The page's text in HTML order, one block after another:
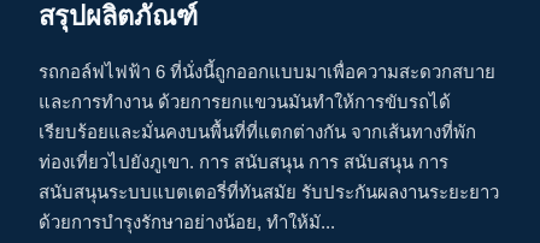
สรุปผลิตภัณฑ์
รถกอล์ฟไฟฟ้า 6 ที่นั่งนี้ถูกออกแบบมาเพื่อความสะดวกสบาย
และการทํางาน ด้วยการยกแขวนมันทําให้การขับรถได้
เรียบร้อยและมั่นคงบนพื้นที่ที่แตกต่างกัน จากเส้นทางที่พัก
ท่องเที่ยวไปยังภูเขา. การ สนับสนุน การ สนับสนุน การ
สนับสนุนระบบแบตเตอรี่ที่ทันสมัย รับประกันผลงานระยะยาว
ด้วยการบํารุงรักษาอย่างน้อย, ทําให้มั...